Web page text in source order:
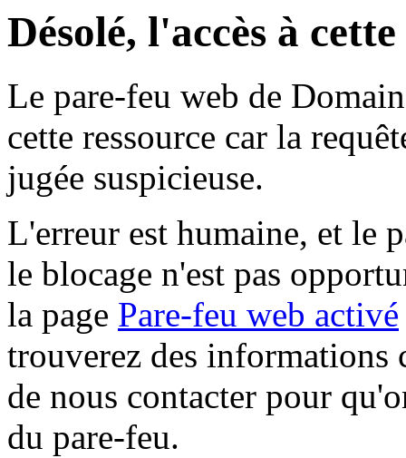
Désolé, l'accès à
Le pare-feu web de
cette ressource car la
jugée suspicieuse.
L'erreur est humaine, et le
le blocage n'est pas
la page Pare-feu web activé
trouverez des informations
de nous contacter pour
du pare-feu.